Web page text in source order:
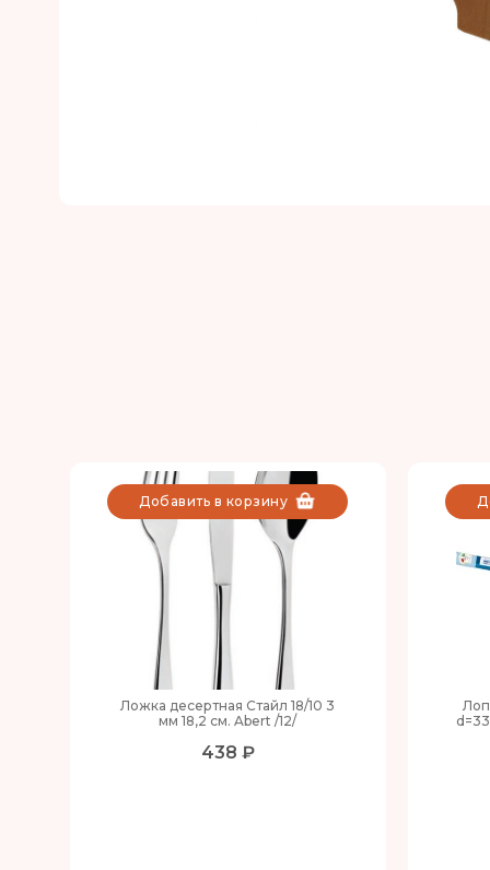
Ложка десертная Стайл 18/10 3
мм 18,2 см. Abert /12/
438 ₽
Добавить в корзину